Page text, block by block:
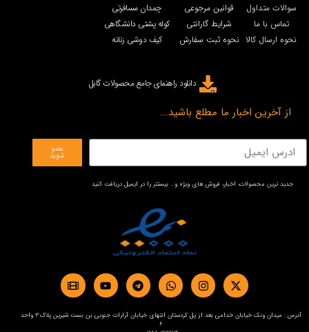
سوالات متداول
تماس با ما
نحوه ارسال کالا
قوانین مرجوعی
شرایط گارانتی
نحوه ثبت سفارش
چمدان مسافرتی
کوله پشتی دانشگاهی
کیف دوشی زنانه
دانلود راهنمای جامع محصولات گابل
از آخرین اخبار ما مطلع باشید...
عضو
شوید
جدید ترین محصولات، اخبار، فروش های ویژه و… بیستتر را در ایمیل دریافت کنید
آدرس : میدان ونک خیابان خدامی بعد از پل کردستان انتهای خیابان آرارات جنوبی بن بست شیرین پلاک3 واحد
6